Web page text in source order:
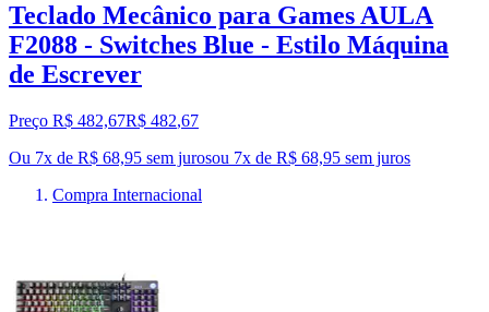
Teclado Mecânico para Games AULA
F2088 - Switches Blue - Estilo Máquina
de Escrever
Preço R$ 482,67R$ 482,67
Ou 7x de R$ 68,95 sem jurosou 7x de R$ 68,95 sem juros
Compra Internacional